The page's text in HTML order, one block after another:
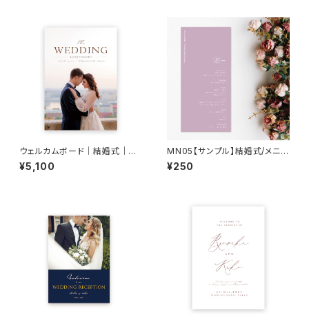
ウェルカムボード｜結婚式｜W
B19
¥5,100
MN05【サンプル】結婚式/メニュ
ー表
¥250